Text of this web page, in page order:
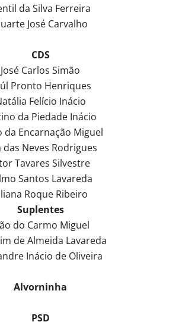
da Silva Ferreira
José Carvalho
CDS
José Carlos Simão
Pronto Henriques
Felício Inácio
da Piedade Inácio
da Encarnação Miguel
das Neves Rodrigues
Tavares Silvestre
Santos Lavareda
Roque Ribeiro
Suplentes
do Carmo Miguel
de Almeida Lavareda
Inácio de Oliveira
Alvorninha
PSD